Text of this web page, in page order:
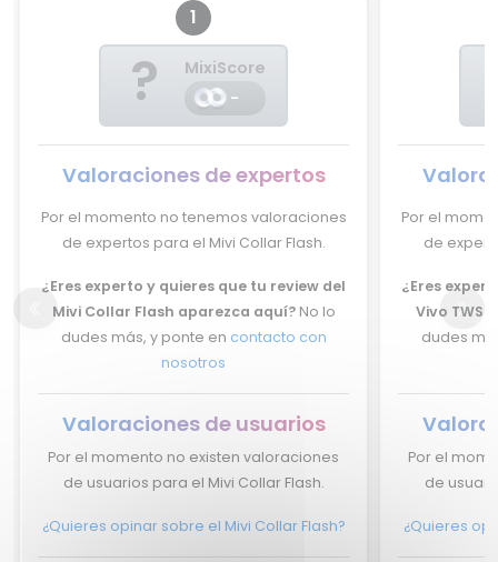
1
?
MixiScore
-
Valoraciones de expertos
Por el momento no tenemos valoraciones
de expertos para el Mivi Collar Flash.
¿Eres experto y quieres que tu review del
Mivi Collar Flash aparezca aquí?No lo
dudes más, y ponte en contacto con
nosotros
Valoraciones de usuarios
Por el momento no existen valoraciones
de usuarios para el Mivi Collar Flash.
¿Quieres opinar sobre el Mivi Collar Flash?
Por el
de
¿Eres
Vivo TWS
dudes
Por el
de
¿Quieres